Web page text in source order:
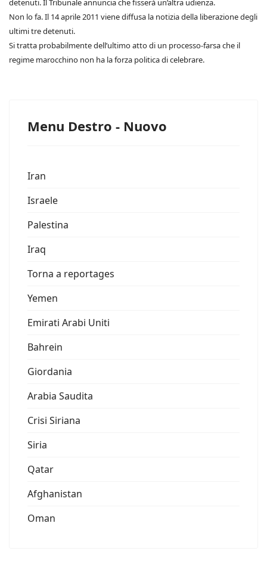
detenuti. Il Tribunale annuncia che fisserà un’altra udienza.
Non lo fa. Il 14 aprile 2011 viene diffusa la notizia della liberazione degli
ultimi tre detenuti.
Si tratta probabilmente dell’ultimo atto di un processo-farsa che il
regime marocchino non ha la forza politica di celebrare.
Menu Destro - Nuovo
Iran
Israele
Palestina
Iraq
Torna a reportages
Yemen
Emirati Arabi Uniti
Bahrein
Giordania
Arabia Saudita
Crisi Siriana
Siria
Qatar
Afghanistan
Oman